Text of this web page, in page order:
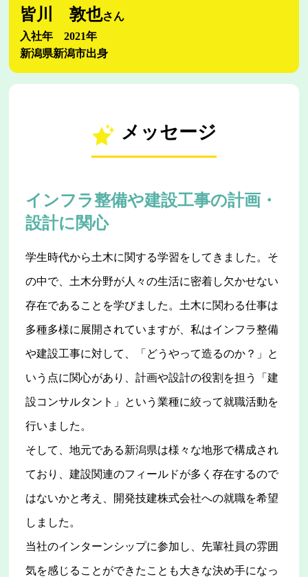
皆川 敦也さん
入社年 2021年
新潟県新潟市出身
メッセージ
インフラ整備や建設工事の計画・
設計に関心
学生時代から土木に関する学習をしてきました。そ
の中で、土木分野が人々の生活に密着し欠かせない
存在であることを学びました。土木に関わる仕事は
多種多様に展開されていますが、私はインフラ整備
や建設工事に対して、「どうやって造るのか？」と
いう点に関心があり、計画や設計の役割を担う「建
設コンサルタント」という業種に絞って就職活動を
行いました。
そして、地元である新潟県は様々な地形で構成され
ており、建設関連のフィールドが多く存在するので
はないかと考え、開発技建株式会社への就職を希望
しました。
当社のインターンシップに参加し、先輩社員の雰囲
気を感じることができたことも大きな決め手になっ